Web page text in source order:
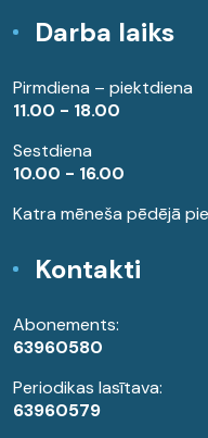
Darba laiks
Pirmdiena – piektdiena
11.00 - 18.00
Sestdiena
10.00 - 16.00
Katra mēneša pēdējā
Kontakti
Abonements:
63960580
Periodikas lasītava:
63960579